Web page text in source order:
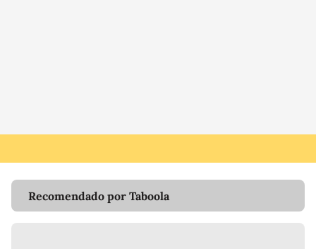
Recomendado por Taboola